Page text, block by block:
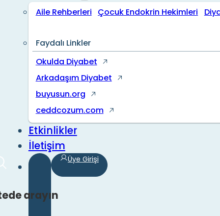
Aile Rehberleri Çocuk Endokrin Hekimleri
Faydalı Linkler
Okulda Diyabet
Arkadaşım Diyabet
buyusun.org
ceddcozum.com
Etkinlikler
İletişim
arayın
Üye Girişi